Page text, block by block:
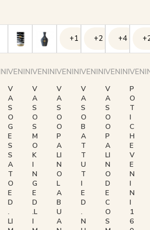
VENINI
V
A
S
O
G
E
S
S
A
T
O
E
D
.
LI
VENINI
V
A
S
O
S
M
O
K
I
N
G
E
D
.L
I
+1
VENINI
V
A
S
O
O
P
A
LI
N
O
L
A
B
U
A
+2
VENINI
V
A
S
O
B
A
T
T
U
T
I
E
D
.
N
+4
VENINI
V
A
S
O
O
P
A
LI
N
O
D
E
C
O
S
P
O
T
I
C
H
E
V
E
N
I
N
I
1
6